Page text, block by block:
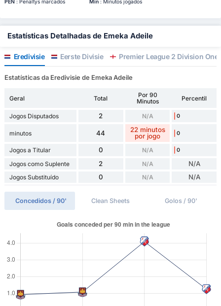
PEN: Penaltys marcados Min: Minutos jogados
Estatísticas Detalhadas de Emeka Adeile
Eredivisie Eerste Divisie Premier League 2 Division One
Estatísticas da Eredivisie de Emeka Adeile
Geral Total
Por 90
Minutos
Percentil
Jogos Disputados 2 N/A 0
minutos 44
22 minutos
por jogo
0
Jogos a Titular 0 N/A 0
Jogos como Suplente 2 N/A N/A
Jogos Substituído 0 N/A N/A
Concedidos / 90' Clean Sheets Golos / 90'